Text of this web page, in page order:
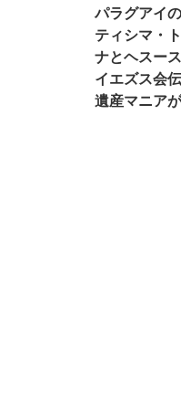
パラグアイ
ティシマ・
ナとヘスー
イエズス会
遺産マニア